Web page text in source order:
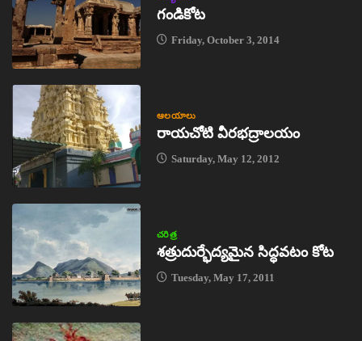
గండికోట
Friday, October 3, 2014
ఆలయాలు
రాయచోటి వీరభద్రాలయం
Saturday, May 12, 2012
చరిత్ర
శత్రుదుర్భేద్యమైన సిద్ధవటం కోట
Tuesday, May 17, 2011